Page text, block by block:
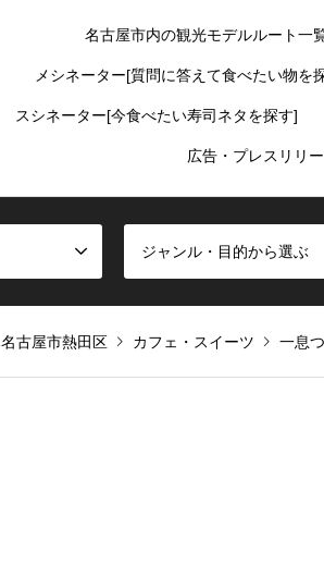
名古屋市内の観光モデルルート一
メシネーター[質問に答えて食べたい物を
スシネーター[今食べたい寿司ネタを探す]
広告・プレスリリ
ジャンル・目的から選ぶ
名古屋市熱田区 カフェ・スイーツ 一息